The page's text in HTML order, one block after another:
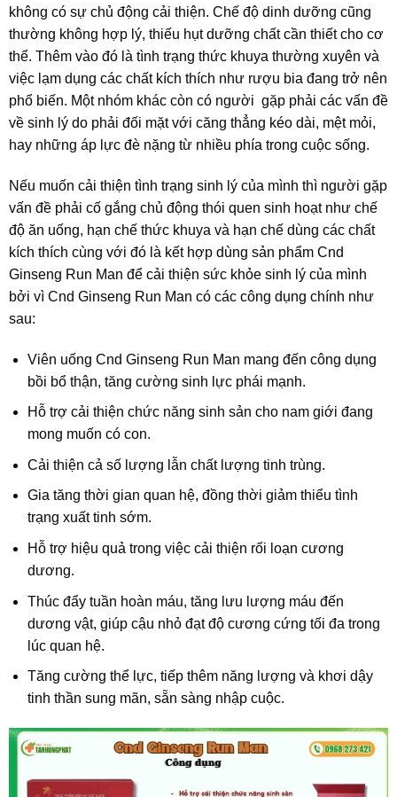
không có sự chủ động cải thiện. Chế độ dinh dưỡng cũng
thường không hợp lý, thiếu hụt dưỡng chất cần thiết cho cơ
thể. Thêm vào đó là tình trạng thức khuya thường xuyên và
việc lạm dụng các chất kích thích như rượu bia đang trở nên
phổ biến. Một nhóm khác còn có người gặp phải các vấn đề
về sinh lý do phải đối mặt với căng thẳng kéo dài, mệt mỏi,
hay những áp lực đè nặng từ nhiều phía trong cuộc sống.
Nếu muốn cải thiện tình trạng sinh lý của mình thì người gặp
vấn đề phải cố gắng chủ động thói quen sinh hoạt như chế
độ ăn uống, hạn chế thức khuya và hạn chế dùng các chất
kích thích cùng với đó là kết hợp dùng sản phẩm Cnd
Ginseng Run Man để cải thiện sức khỏe sinh lý của mình
bởi vì Cnd Ginseng Run Man có các công dụng chính như
sau:
Viên uống Cnd Ginseng Run Man mang đến công dụng
bồi bổ thận, tăng cường sinh lực phái mạnh.
Hỗ trợ cải thiện chức năng sinh sản cho nam giới đang
mong muốn có con.
Cải thiện cả số lượng lẫn chất lượng tinh trùng.
Gia tăng thời gian quan hệ, đồng thời giảm thiểu tình
trạng xuất tinh sớm.
Hỗ trợ hiệu quả trong việc cải thiện rối loạn cương
dương.
Thúc đẩy tuần hoàn máu, tăng lưu lượng máu đến
dương vật, giúp cậu nhỏ đạt độ cương cứng tối đa trong
lúc quan hệ.
Tăng cường thể lực, tiếp thêm năng lượng và khơi dậy
tinh thần sung mãn, sẵn sàng nhập cuộc.